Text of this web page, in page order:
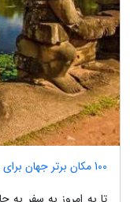
100 مکان برتر جهان برای سفر (قسمت اول)